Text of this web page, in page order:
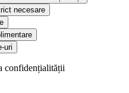
necesare
uri
confidențialității